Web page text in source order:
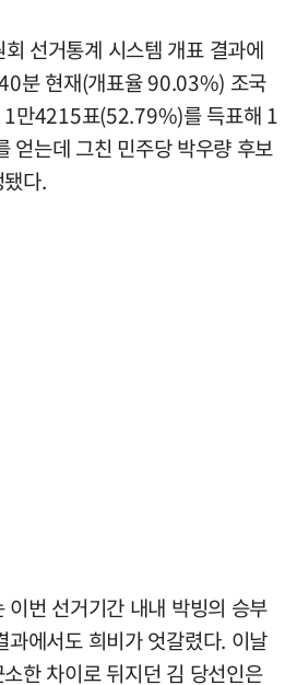
선거통계 시스템 개표 결과에
분 현재(개표율 90.03%) 조국
1만4215표(52.79%)를 득표해 1
는데 그친 민주당 박우량 후보
다.
이번 선거기간 내내 박빙의 승부
과에서도 희비가 엇갈렸다. 이날
한 차이로 뒤지던 김 당선인은